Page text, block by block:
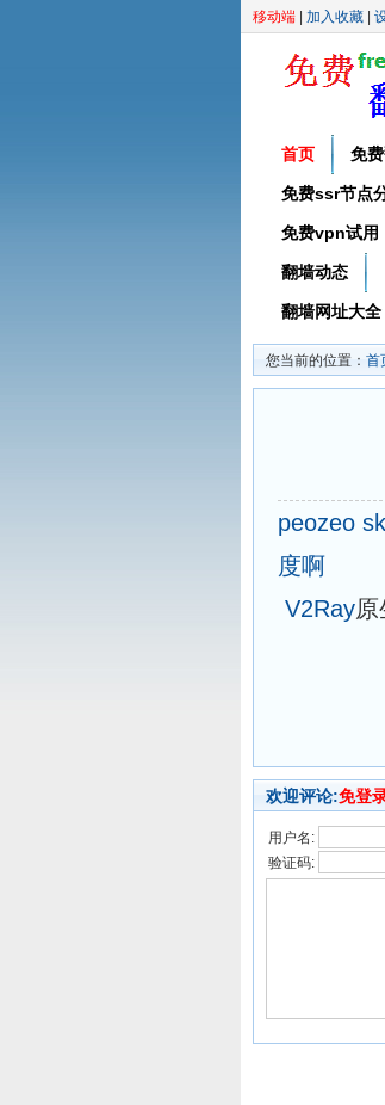
移动端 加入收藏
首页 免
免费ssr节点
免费vpn试用
翻墙动态
翻墙网址大全
您当前的位置： 首
peozeo
度啊
V2Ray
欢迎评论:免登
用户名:
验证码: